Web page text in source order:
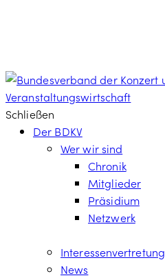
Schließen
Der BDKV
Wer wir sind
Chronik
Mitglieder
Präsidium
Netzwerk
Interessenvertretung
News